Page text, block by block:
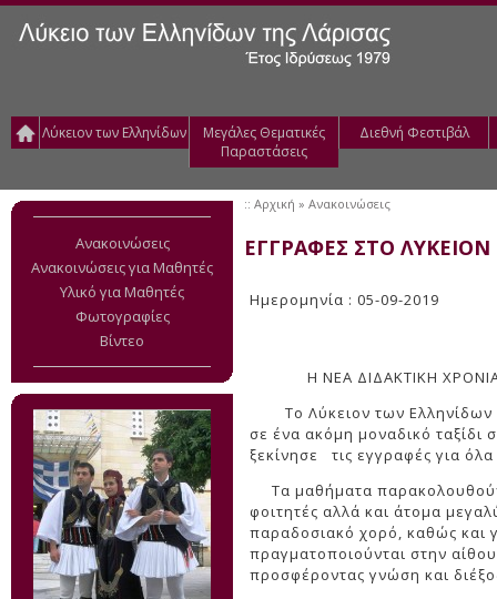
Λύκειον των Ελληνίδων
Μεγάλες Θεματικές
Παραστάσεις
Διεθνή Φεστιβάλ
Ανακοινώσεις
Ανακοινώσεις για Μαθητές
Υλικό για Μαθητές
Φωτογραφίες
Βίντεο
:: Αρχική » Ανακοινώσεις
ΕΓΓΡΑΦΕΣ ΣΤΟ
Ημερομηνία : 05-09-2019
Η ΝΕΑ ΔΙΔΑΚΤΙΚΗ ΧΡΟΝΙΑ
Το Λύκειον των Ελληνίδων
σε ένα ακόμη μοναδικό ταξίδι
ξεκίνησε τις εγγραφές για
Τα μαθήματα παρακολουθούν
φοιτητές αλλά και άτομα
παραδοσιακό χορό, καθώς και
πραγματοποιούνται στην
προσφέροντας γνώση και